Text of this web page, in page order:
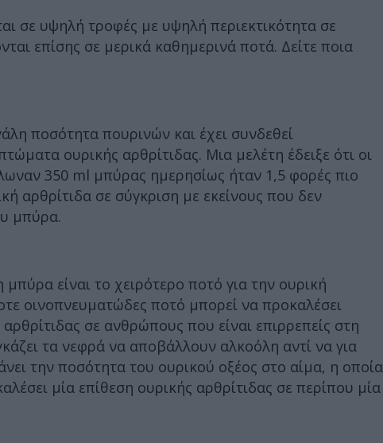
σε υψηλή τροφές με υψηλή περιεκτικότητα σε
επίσης σε μερικά καθημερινά ποτά. Δείτε ποια
ποσότητα πουρινών και έχει συνδεθεί
ουρικής αρθρίτιδας. Μια μελέτη έδειξε ότι οι
350 ml μπύρας ημερησίως ήταν 1,5 φορές πιο
αρθρίτιδα σε σύγκριση με εκείνους που δεν
μπύρα.
μπύρα είναι το χειρότερο ποτό για την ουρική
οινοπνευματώδες ποτό μπορεί να προκαλέσει
σε ανθρώπους που είναι επιρρεπείς στη
τα νεφρά να αποβάλλουν αλκοόλη αντί να για
την ποσότητα του ουρικού οξέος στο αίμα, η οποία
μία επίθεση ουρικής αρθρίτιδας σε περίπου μία